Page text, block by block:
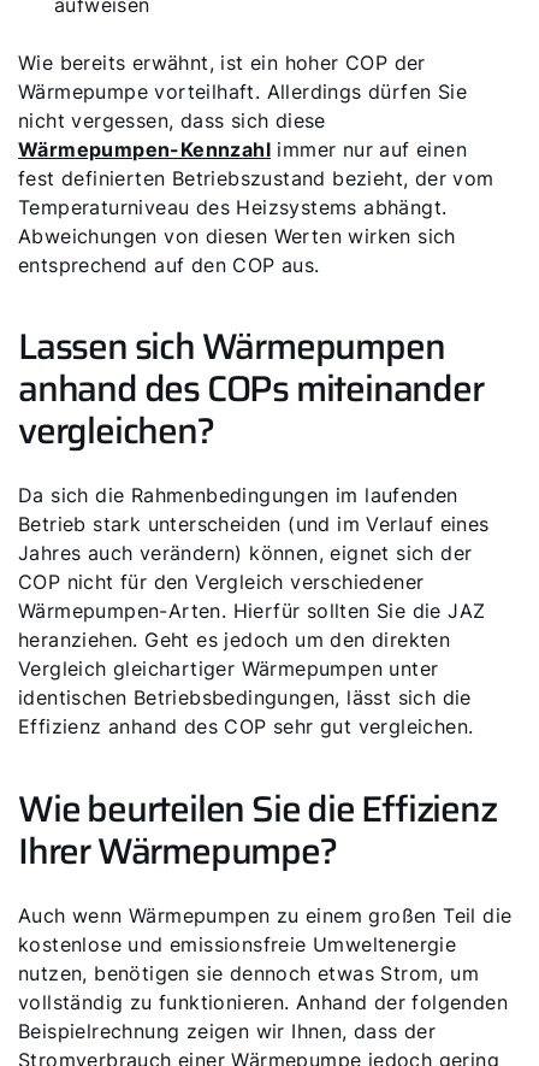
Wie bereits erwähnt, ist ein hoher COP der
Wärmepumpe vorteilhaft. Allerdings dürfen Sie
nicht vergessen, dass sich diese
Wärmepumpen-Kennzahl immer nur auf einen
fest definierten Betriebszustand bezieht, der vom
Temperaturniveau des Heizsystems abhängt.
Abweichungen von diesen Werten wirken sich
entsprechend auf den COP aus.
Lassen sich Wärmepumpen
anhand des COPs miteinander
vergleichen?
Da sich die Rahmenbedingungen im laufenden
Betrieb stark unterscheiden (und im Verlauf eines
Jahres auch verändern) können, eignet sich der
COP nicht für den Vergleich verschiedener
Wärmepumpen-Arten. Hierfür sollten Sie die JAZ
heranziehen. Geht es jedoch um den direkten
Vergleich gleichartiger Wärmepumpen unter
identischen Betriebsbedingungen, lässt sich die
Effizienz anhand des COP sehr gut vergleichen.
Wie beurteilen Sie die Effizienz
Ihrer Wärmepumpe?
Auch wenn Wärmepumpen zu einem großen Teil die
kostenlose und emissionsfreie Umweltenergie
nutzen, benötigen sie dennoch etwas Strom, um
vollständig zu funktionieren. Anhand der folgenden
Beispielrechnung zeigen wir Ihnen, dass der
Stromverbrauch einer Wärmepumpe jedoch gering